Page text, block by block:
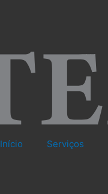
Início Serviços